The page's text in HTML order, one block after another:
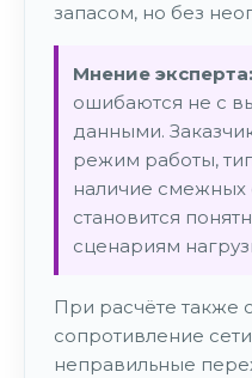
запасом, но без
Мнение эксперта:
ошибаются не с
данными.
режим работы,
наличие смежных
становится
сценариям
При расчёте также
сопротивление
неправильные